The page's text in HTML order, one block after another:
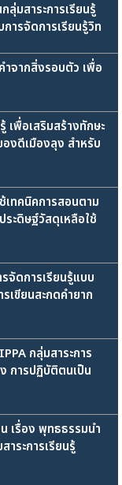
มสาระการเรียนรู้
ารจัดการเรียนรู้วิท
จากสิ่งรอบตัว เพื่อ
เพื่อเสริมสร้างทักษะ
งดีเมืองลุง สำหรับ
เทคนิคการสอนตาม
ะดิษฐ์วัสดุเหลือใช้
จัดการเรียนรู้แบบ
เขียนสะกดคำยาก
กลุ่มสาระการ
การปฏิบัติตนเป็น
เรื่อง พุทธธรรมนำ
ระการเรียนรู้